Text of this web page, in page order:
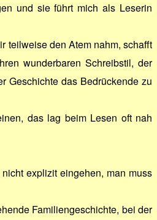
und sie führt mich als Leserin
teilweise den Atem nahm, schafft
wunderbaren Schreibstil, der
Geschichte das Bedrückende zu
das lag beim Lesen oft nah
explizit eingehen, man muss
Familiengeschichte, bei der